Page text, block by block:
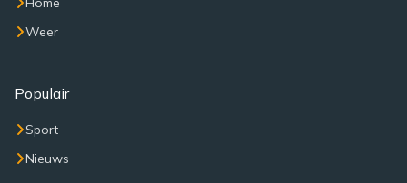
Weer
Populair
Sport
Nieuws